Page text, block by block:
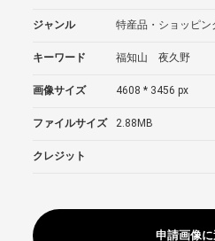
ジャンル 特産品・ショッピン
キーワード 福知山 夜久野
画像サイズ 4608 * 3456 px
ファイルサイズ 2.88MB
クレジット
申請画像